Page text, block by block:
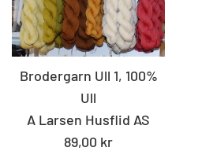
Brodergarn Ull 1, 100%
Ull
A Larsen Husflid AS
Standard
89,00 kr